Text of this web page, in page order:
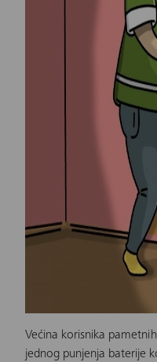
Većina korisnika
jednog punjenja baterije